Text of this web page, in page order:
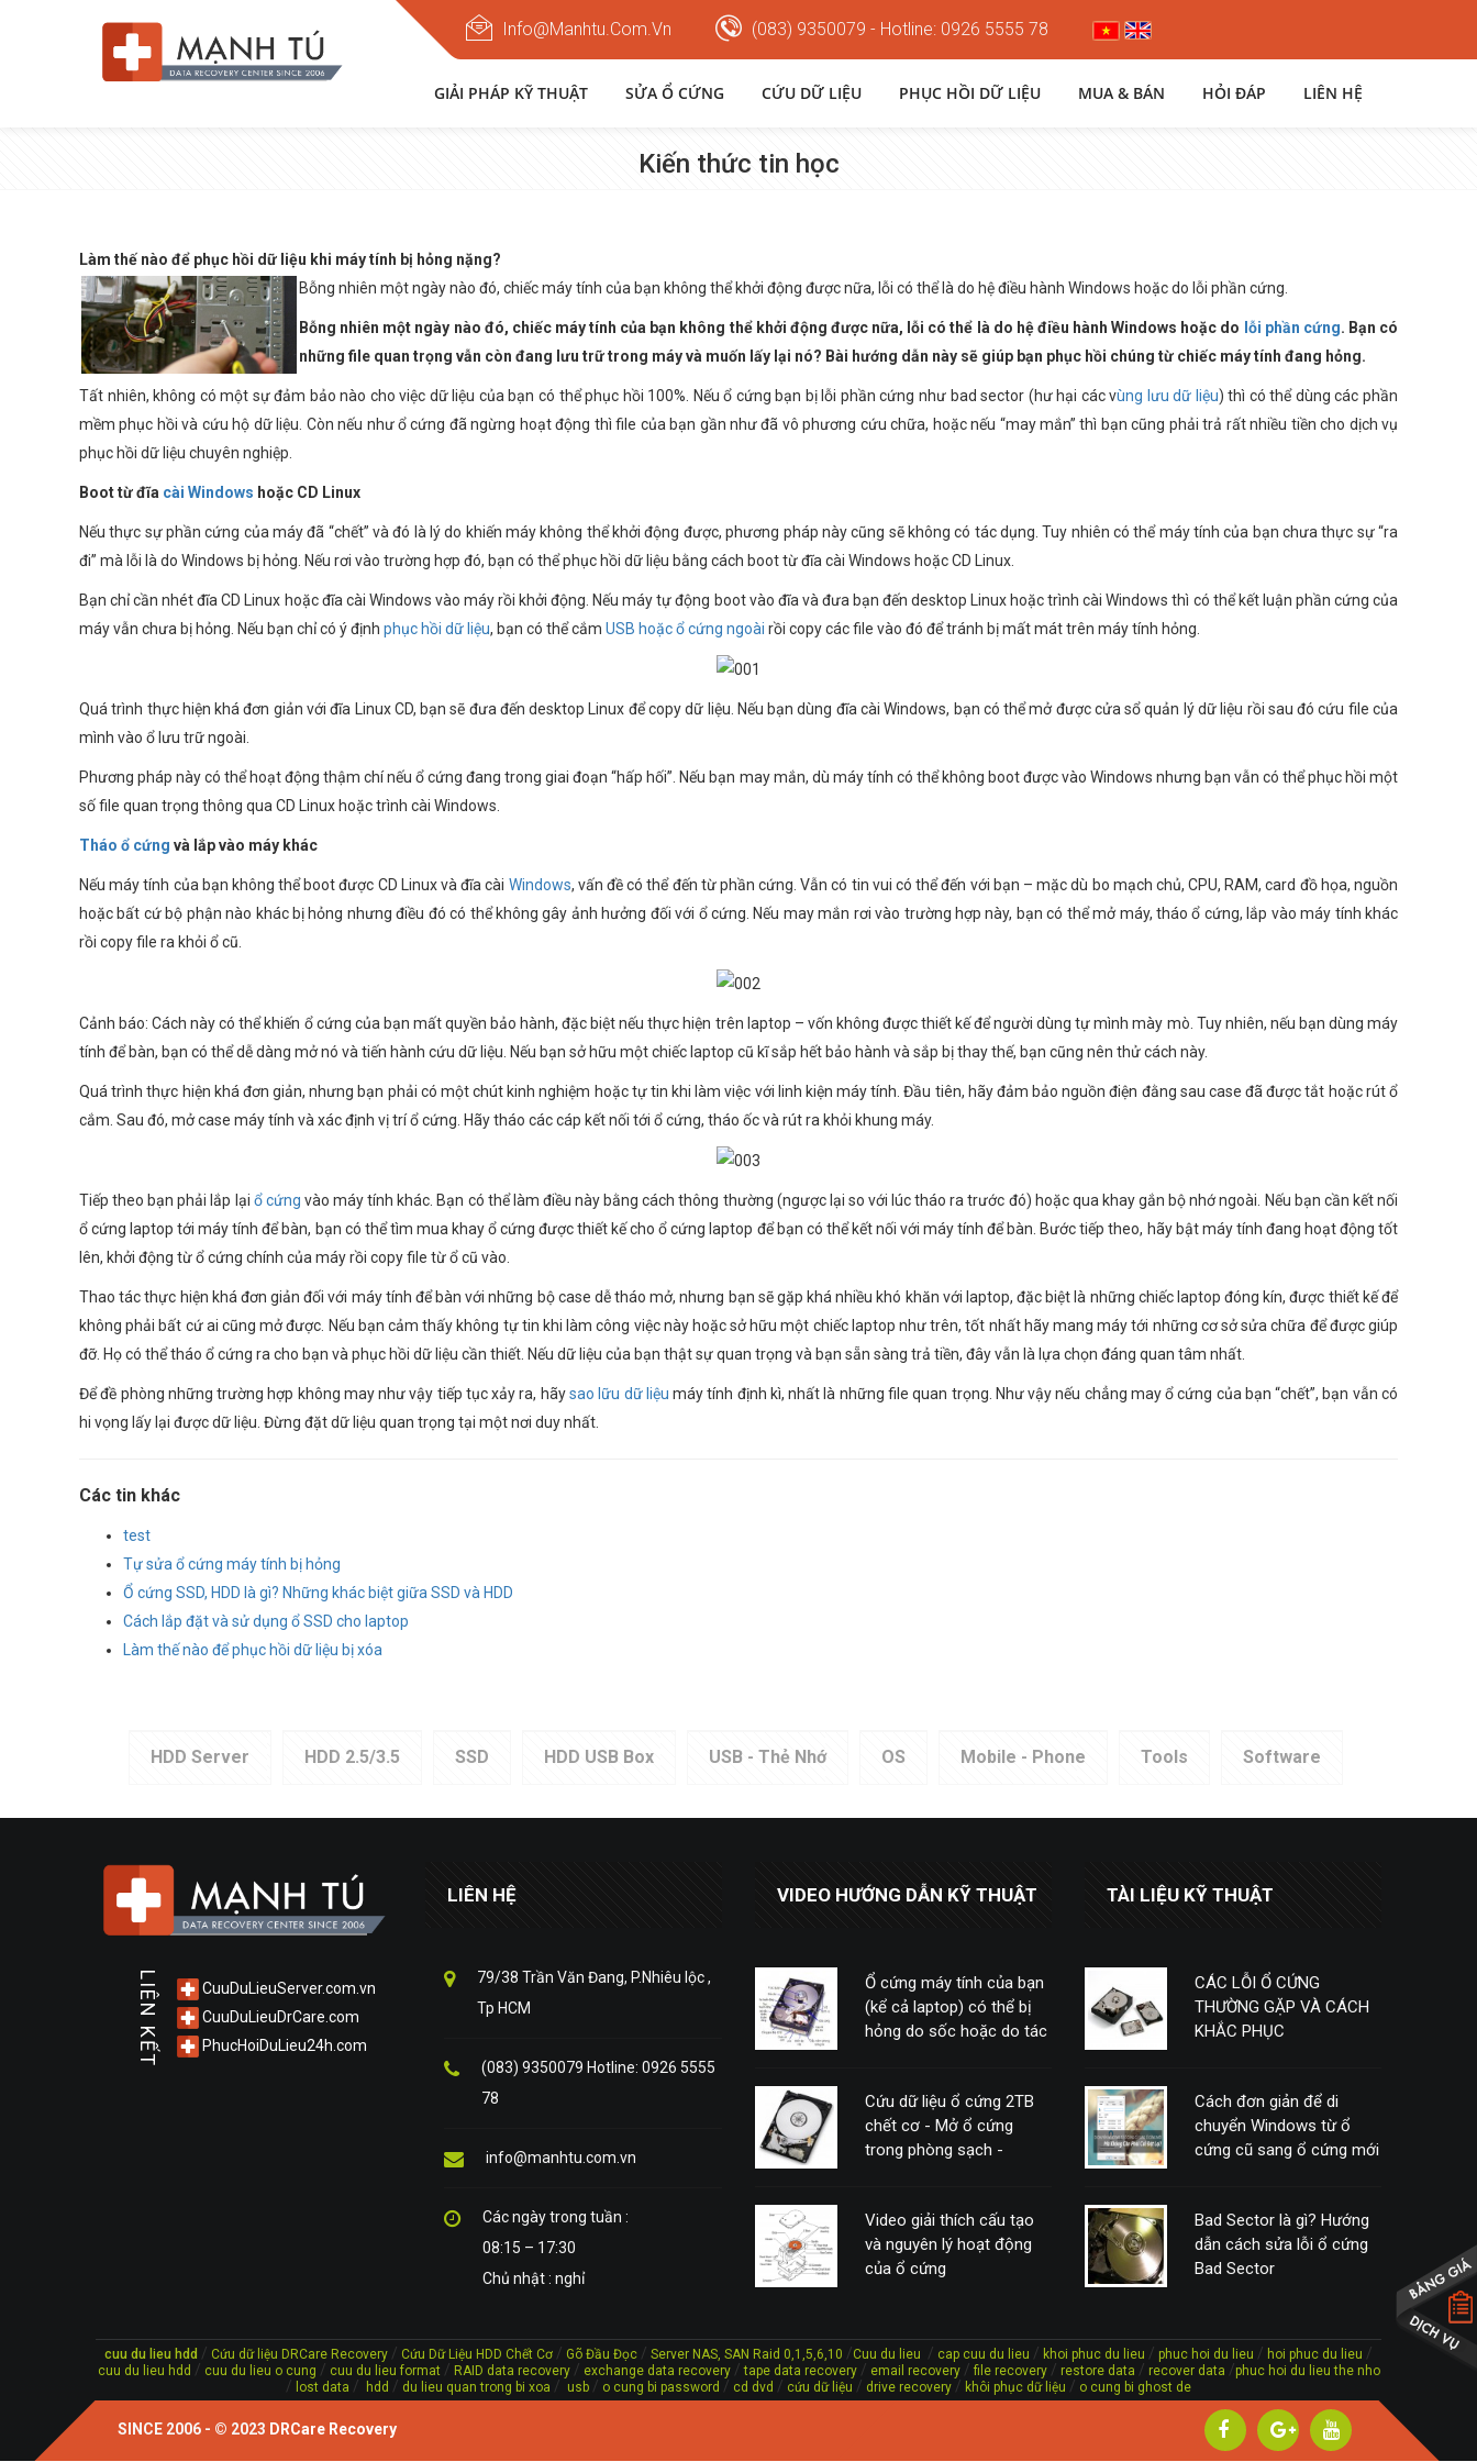
Info@manhtu.com.vn (083) 9350079 - Hotline: 0926 5555 78
GIẢI PHÁP KỸ THUẬT SỬA Ổ CỨNG CỨU DỮ LIỆU PHỤC HỒI DỮ LIỆU MUA & BÁN HỎI ĐÁP LIÊN HỆ
Kiến thức tin học
Làm thế nào để phục hồi dữ liệu khi máy tính bị hỏng nặng?
Bỗng nhiên một ngày nào đó, chiếc máy tính của bạn không thể khởi động được nữa, lỗi có thể là do hệ điều hành Windows hoặc do lỗi phần cứng.
Bỗng nhiên một ngày nào đó, chiếc máy tính của bạn không thể khởi động được nữa, lỗi có thể là do hệ điều hành Windows hoặc do lỗi phần cứng. Bạn có
những file quan trọng vẫn còn đang lưu trữ trong máy và muốn lấy lại nó? Bài hướng dẫn này sẽ giúp bạn phục hồi chúng từ chiếc máy tính đang hỏng.
Tất nhiên, không có một sự đảm bảo nào cho việc dữ liệu của bạn có thể phục hồi 100%. Nếu ổ cứng bạn bị lỗi phần cứng như bad sector (hư hại các vùng lưu dữ liệu) thì có thể dùng các phần
mềm phục hồi và cứu hộ dữ liệu. Còn nếu như ổ cứng đã ngừng hoạt động thì file của bạn gần như đã vô phương cứu chữa, hoặc nếu “may mắn” thì bạn cũng phải trả rất nhiều tiền cho dịch vụ
phục hồi dữ liệu chuyên nghiệp.
Boot từ đĩa cài Windows hoặc CD Linux
Nếu thực sự phần cứng của máy đã “chết” và đó là lý do khiến máy không thể khởi động được, phương pháp này cũng sẽ không có tác dụng. Tuy nhiên có thể máy tính của bạn chưa thực sự “ra
đi” mà lỗi là do Windows bị hỏng. Nếu rơi vào trường hợp đó, bạn có thể phục hồi dữ liệu bằng cách boot từ đĩa cài Windows hoặc CD Linux.
Bạn chỉ cần nhét đĩa CD Linux hoặc đĩa cài Windows vào máy rồi khởi động. Nếu máy tự động boot vào đĩa và đưa bạn đến desktop Linux hoặc trình cài Windows thì có thể kết luận phần cứng của
máy vẫn chưa bị hỏng. Nếu bạn chỉ có ý định phục hồi dữ liệu, bạn có thể cắm USB hoặc ổ cứng ngoài rồi copy các file vào đó để tránh bị mất mát trên máy tính hỏng.
Quá trình thực hiện khá đơn giản với đĩa Linux CD, bạn sẽ đưa đến desktop Linux để copy dữ liệu. Nếu bạn dùng đĩa cài Windows, bạn có thể mở được cửa sổ quản lý dữ liệu rồi sau đó cứu file của
mình vào ổ lưu trữ ngoài.
Phương pháp này có thể hoạt động thậm chí nếu ổ cứng đang trong giai đoạn “hấp hối”. Nếu bạn may mắn, dù máy tính có thể không boot được vào Windows nhưng bạn vẫn có thể phục hồi một
số file quan trọng thông qua CD Linux hoặc trình cài Windows.
Tháo ổ cứng và lắp vào máy khác
Nếu máy tính của bạn không thể boot được CD Linux và đĩa cài Windows, vấn đề có thể đến từ phần cứng. Vẫn có tin vui có thể đến với bạn – mặc dù bo mạch chủ, CPU, RAM, card đồ họa, nguồn
hoặc bất cứ bộ phận nào khác bị hỏng nhưng điều đó có thể không gây ảnh hưởng đối với ổ cứng. Nếu may mắn rơi vào trường hợp này, bạn có thể mở máy, tháo ổ cứng, lắp vào máy tính khác
rồi copy file ra khỏi ổ cũ.
Cảnh báo: Cách này có thể khiến ổ cứng của bạn mất quyền bảo hành, đặc biệt nếu thực hiện trên laptop – vốn không được thiết kế để người dùng tự mình mày mò. Tuy nhiên, nếu bạn dùng máy
tính để bàn, bạn có thể dễ dàng mở nó và tiến hành cứu dữ liệu. Nếu bạn sở hữu một chiếc laptop cũ kĩ sắp hết bảo hành và sắp bị thay thế, bạn cũng nên thử cách này.
Quá trình thực hiện khá đơn giản, nhưng bạn phải có một chút kinh nghiệm hoặc tự tin khi làm việc với linh kiện máy tính. Đầu tiên, hãy đảm bảo nguồn điện đằng sau case đã được tắt hoặc rút ổ
cắm. Sau đó, mở case máy tính và xác định vị trí ổ cứng. Hãy tháo các cáp kết nối tới ổ cứng, tháo ốc và rút ra khỏi khung máy.
Tiếp theo bạn phải lắp lại ổ cứng vào máy tính khác. Bạn có thể làm điều này bằng cách thông thường (ngược lại so với lúc tháo ra trước đó) hoặc qua khay gắn bộ nhớ ngoài. Nếu bạn cần kết nối
ổ cứng laptop tới máy tính để bàn, bạn có thể tìm mua khay ổ cứng được thiết kế cho ổ cứng laptop để bạn có thể kết nối với máy tính để bàn. Bước tiếp theo, hãy bật máy tính đang hoạt động tốt
lên, khởi động từ ổ cứng chính của máy rồi copy file từ ổ cũ vào.
Thao tác thực hiện khá đơn giản đối với máy tính để bàn với những bộ case dễ tháo mở, nhưng bạn sẽ gặp khá nhiều khó khăn với laptop, đặc biệt là những chiếc laptop đóng kín, được thiết kế để
không phải bất cứ ai cũng mở được. Nếu bạn cảm thấy không tự tin khi làm công việc này hoặc sở hữu một chiếc laptop như trên, tốt nhất hãy mang máy tới những cơ sở sửa chữa để được giúp
đỡ. Họ có thể tháo ổ cứng ra cho bạn và phục hồi dữ liệu cần thiết. Nếu dữ liệu của bạn thật sự quan trọng và bạn sẵn sàng trả tiền, đây vẫn là lựa chọn đáng quan tâm nhất.
Để đề phòng những trường hợp không may như vậy tiếp tục xảy ra, hãysao lữu dữ liệu máy tính định kì, nhất là những file quan trọng. Như vậy nếu chẳng may ổ cứng của bạn “chết”, bạn vẫn có
hi vọng lấy lại được dữ liệu. Đừng đặt dữ liệu quan trọng tại một nơi duy nhất.
Các tin khác
test
Tự sửa ổ cứng máy tính bị hỏng
Ổ cứng SSD, HDD là gì? Những khác biệt giữa SSD và HDD
Cách lắp đặt và sử dụng ổ SSD cho laptop
Làm thế nào để phục hồi dữ liệu bị xóa
HDD Server HDD 2.5/3.5 SSD HDD USB Box USB - Thẻ Nhớ OS Mobile - Phone Tools Software
LIÊN KẾT
CuuDuLieuServer.com.vn
CuuDuLieuDrCare.com
PhucHoiDuLieu24h.com
LIÊN HỆ
79/38 Trần Văn Đang, P.Nhiêu lộc ,
Tp HCM
(083) 9350079 Hotline: 0926 5555
78
info@manhtu.com.vn
Các ngày trong tuần :
08:15 – 17:30
Chủ nhật : nghỉ
VIDEO HƯỚNG DẪN KỸ THUẬT
Ổ cứng máy tính của bạn
(kể cả laptop) có thể bị
hỏng do sốc hoặc do tác
Cứu dữ liệu ổ cứng 2TB
chết cơ - Mở ổ cứng
trong phòng sạch -
Video giải thích cấu tạo
và nguyên lý hoạt động
của ổ cứng
TÀI LIỆU KỸ THUẬT
CÁC LỖI Ổ CỨNG
THƯỜNG GẶP VÀ CÁCH
KHẮC PHỤC
Cách đơn giản để di
chuyển Windows từ ổ
cứng cũ sang ổ cứng mới
Bad Sector là gì? Hướng
dẫn cách sửa lỗi ổ cứng
Bad Sector
cuu du lieu hdd / Cứu dữ liệu DRCare Recovery / Cứu Dữ Liệu HDD Chết Cơ / Gõ Đầu Đọc / Server NAS, SAN Raid 0,1,5,6,10 /Cuu du lieu / cap cuu du lieu / khoi phuc du lieu / phuc hoi du lieu / hoi phuc du lieu /
cuu du lieu hdd / cuu du lieu o cung / cuu du lieu format / RAID data recovery/ exchange data recovery/tape data recovery/ email recovery/ file recovery / restore data / recover data /phuc hoi du lieu the nho
/ lost data / hdd / du lieu quan trong bi xoa / usb / o cung bi password / cd dvd / cứu dữ liệu / drive recovery / khôi phục dữ liệu / o cung bi ghost de
SINCE 2006 - © 2023 DRCare Recovery